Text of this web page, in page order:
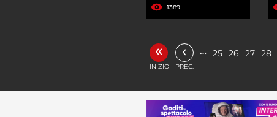
1389
«
INIZIO
‹
PREC.
… 25 26 27 28